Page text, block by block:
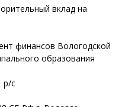
вклад на
финансов Вологодской
образования
р/с